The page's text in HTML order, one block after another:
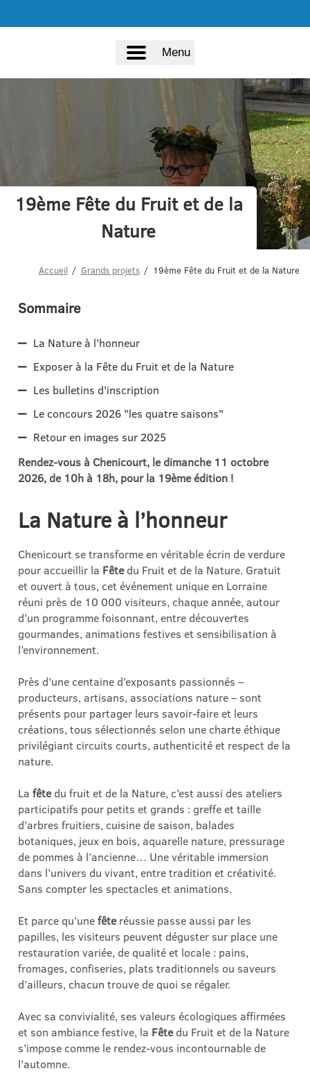
Menu
19ème Fête du Fruit et de la
Nature
Accueil Grands projets 19ème Fête du Fruit et de la Nature
Sommaire
La Nature à l'honneur
Exposer à la Fête du Fruit et de la Nature
Les bulletins d'inscription
Le concours 2026 "les quatre saisons"
Retour en images sur 2025
Rendez-vous à Chenicourt, le dimanche 11 octobre
2026, de 10h à 18h, pour la 19ème édition !
La Nature à l’honneur
Chenicourt se transforme en véritable écrin de verdure
pour accueillir la Fêtedu Fruit et de la Nature. Gratuit
et ouvert à tous, cet événement unique en Lorraine
réuni près de 10 000 visiteurs, chaque année, autour
d’un programme foisonnant, entre découvertes
gourmandes, animations festives et sensibilisation à
l’environnement.
Près d’une centaine d’exposants passionnés –
producteurs, artisans, associations nature – sont
présents pour partager leurs savoir-faire et leurs
créations, tous sélectionnés selon une charte éthique
privilégiant circuits courts, authenticité et respect de la
nature.
La fêtedu fruit et de la Nature, c’est aussi des ateliers
participatifs pour petits et grands : greffe et taille
d’arbres fruitiers, cuisine de saison, balades
botaniques, jeux en bois, aquarelle nature, pressurage
de pommes à l’ancienne… Une véritable immersion
dans l’univers du vivant, entre tradition et créativité.
Sans compter les spectacles et animations.
Et parce qu’unefêteréussie passe aussi par les
papilles, les visiteurs peuvent déguster sur place une
restauration variée, de qualité et locale : pains,
fromages, confiseries, plats traditionnels ou saveurs
d’ailleurs, chacun trouve de quoi se régaler.
Avec sa convivialité, ses valeurs écologiques affirmées
et son ambiance festive, la Fêtedu Fruit et de la Nature
s’impose comme le rendez-vous incontournable de
l’automne.